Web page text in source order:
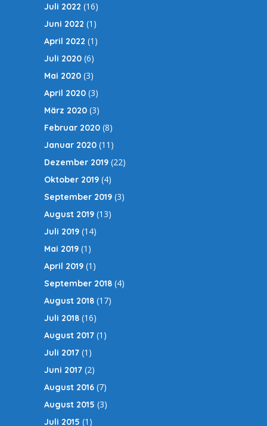
Juli 2022 (16)
Juni 2022 (1)
April 2022 (1)
Juli 2020 (6)
Mai 2020 (3)
April 2020 (3)
März 2020 (3)
Februar 2020 (8)
Januar 2020 (11)
Dezember 2019 (22)
Oktober 2019 (4)
September 2019 (3)
August 2019 (13)
Juli 2019 (14)
Mai 2019 (1)
April 2019 (1)
September 2018 (4)
August 2018 (17)
Juli 2018 (16)
August 2017 (1)
Juli 2017 (1)
Juni 2017 (2)
August 2016 (7)
August 2015 (3)
Juli 2015 (1)